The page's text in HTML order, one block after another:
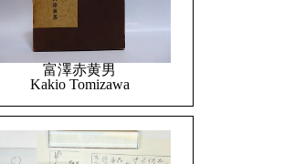
富澤赤黄男
Kakio Tomizawa